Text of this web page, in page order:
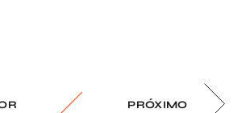
PRÓXIMO